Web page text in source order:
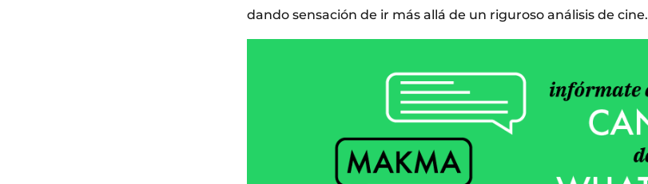
dando sensación de ir más allá de un riguroso análisis de cine.